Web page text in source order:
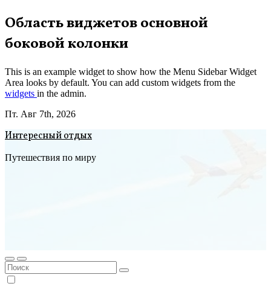
Перейти
к
содержимому
Область виджетов основной
боковой колонки
This is an example widget to show how the Menu Sidebar Widget
Area looks by default. You can add custom widgets from the
widgets in the admin.
Пт. Авг 7th, 2026
Интересный отдых
Путешествия по миру